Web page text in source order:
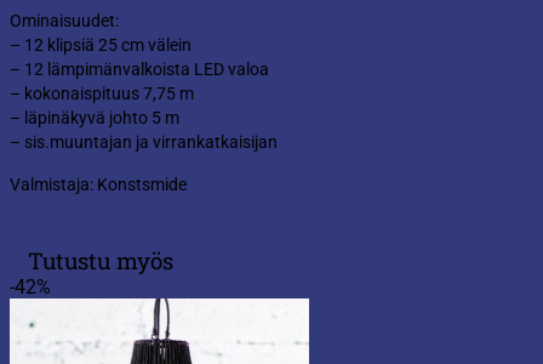
Ominaisuudet:
– 12 klipsiä 25 cm välein
– 12 lämpimänvalkoista LED valoa
– kokonaispituus 7,75 m
– läpinäkyvä johto 5 m
– sis.muuntajan ja virrankatkaisijan
Valmistaja: Konstsmide
Tutustu myös
-42%